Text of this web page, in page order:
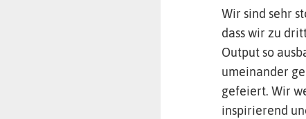
Wir sind sehr
dass wir zu
Output so
umeinander
gefeiert. Wir
inspirierend